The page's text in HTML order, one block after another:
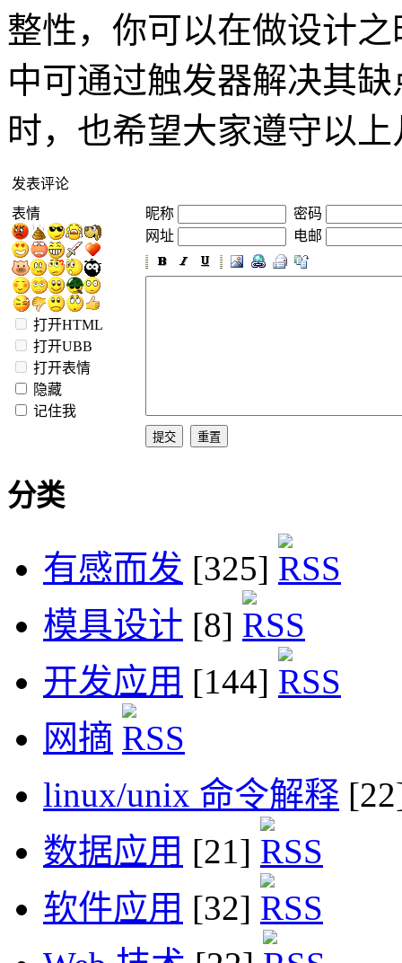
整性，你可以在做设计
中可通过触发器解决其
时，也希望大家遵守以
发表评论
表情
打开HTML
打开UBB
打开表情
隐藏
记住我
昵称
密码
网址
电邮
分类
有感而发 [325]
模具设计 [8]
开发应用 [144]
网摘
linux/unix 命令解释
数据应用 [21]
软件应用 [32]